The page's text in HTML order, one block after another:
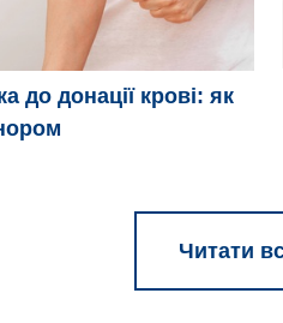
до донації крові: як
Читати